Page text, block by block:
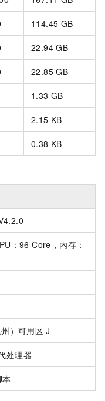
114.45 GB
22.94 GB
22.85 GB
1.33 GB
2.15 KB
0.38 KB
：96 Core，内存：
）可用区 J
处理器